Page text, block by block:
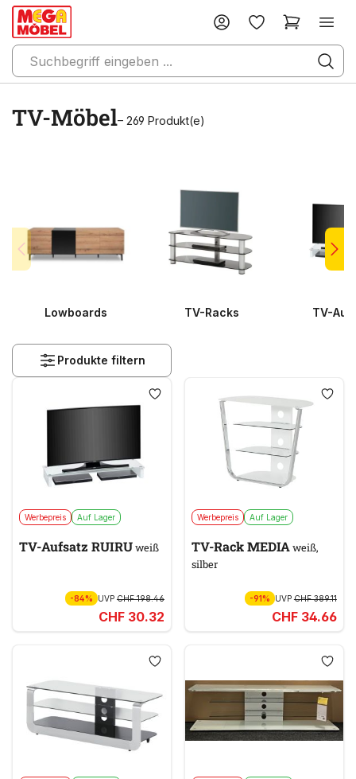
TV-Möbel– 269 Produkt(e)
Lowboards TV-Racks TV-
Produkte filtern
Werbepreis Auf Lager
TV-Aufsatz RUIRUweiß
-84% UVP CHF 198.46
CHF 30.32
Werbepreis Auf Lager
TV-Rack MEDIAweiß,
silber
-91% UVPCHF 389.11
CHF 34.66